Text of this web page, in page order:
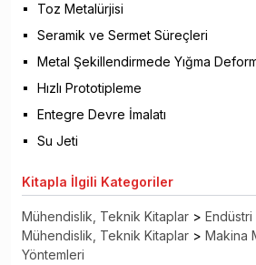
Toz Metalürjisi
Seramik ve Sermet Süreçleri
Metal Şekillendirmede Yığma
Hızlı Prototipleme
Entegre Devre İmalatı
Su Jeti
Kitapla İlgili Kategoriler
Mühendislik, Teknik Kitaplar >
Mühendislik, Teknik Kitaplar > Makina
Yöntemleri